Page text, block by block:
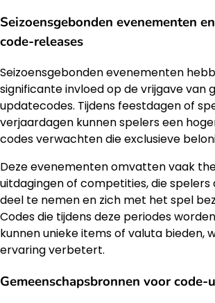
Seizoensgebonden evenementen
code-releases
Seizoensgebonden evenementen
significante invloed op de vrijgave van
updatecodes. Tijdens feestdagen of
verjaardagen kunnen spelers een
codes verwachten die exclusieve
Deze evenementen omvatten vaak
uitdagingen of competities, die
deel te nemen en zich met het spel
Codes die tijdens deze periodes
kunnen unieke items of valuta bieden,
ervaring verbetert.
Gemeenschapsbronnen voor code-